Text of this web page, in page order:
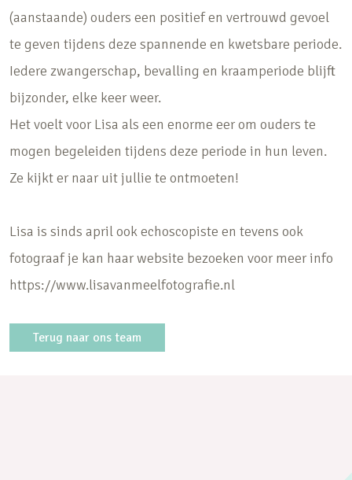
(aanstaande) ouders een positief en vertrouwd gevoel
te geven tijdens deze spannende en kwetsbare periode.
Iedere zwangerschap, bevalling en kraamperiode blijft
bijzonder, elke keer weer.
Het voelt voor Lisa als een enorme eer om ouders te
mogen begeleiden tijdens deze periode in hun leven.
Ze kijkt er naar uit jullie te ontmoeten!
Lisa is sinds april ook echoscopiste en tevens ook
fotograaf je kan haar website bezoeken voor meer info
https://www.lisavanmeelfotografie.nl
Terug naar ons team